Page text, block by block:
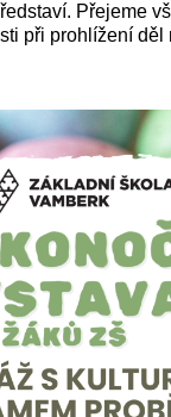
Přejeme
při prohlížení děl